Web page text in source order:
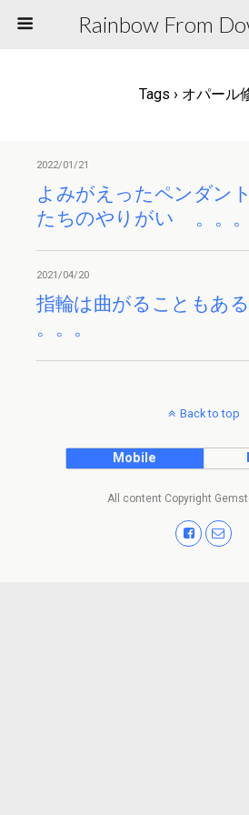
Rainbow From
Tags › オパール
2022/01/21
よみがえったペンダン
たちのやりがい 。。。
2021/04/20
指輪は曲がることもある
。。。
Back to top
Mobile
All content Copyright